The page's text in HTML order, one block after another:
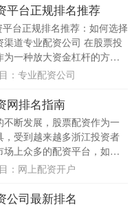
平台正规排名推荐
台正规排名推荐：如何选择
渠道专业配资公司 在股票投
为一种放大资金杠杆的方
地区受到越来越多投资者
： 专业配资公司
网排名指南
不断发展，股票配资作为一
，受到越来越多浙江投资者
场上众多的配资平台，如何
、服务优质的配资网，成
： 网上配资开户
公司最新排名